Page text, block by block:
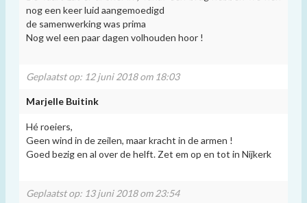
nog een keer luid aangemoedigd
de samenwerking was prima
Nog wel een paar dagen volhouden hoor !
Geplaatst op: 12 juni 2018 om 18:03
Marjelle Buitink
Hé roeiers,
Geen wind in de zeilen, maar kracht in de armen !
Goed bezig en al over de helft. Zet em op en tot in Nijkerk
Geplaatst op: 13 juni 2018 om 23:54